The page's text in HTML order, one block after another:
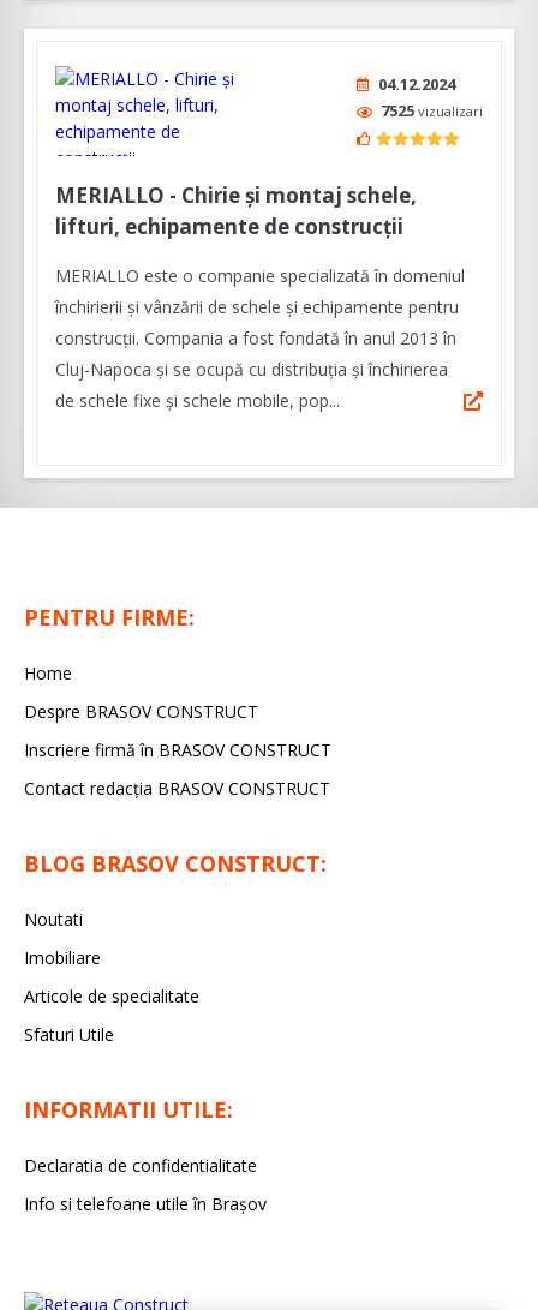
04.12.2024
7525 vizualizari
MERIALLO - Chirie și montaj schele,
lifturi, echipamente de construcții
MERIALLO este o companie specializată în domeniul
închirierii și vânzării de schele și echipamente pentru
construcții. Compania a fost fondată în anul 2013 în
Cluj-Napoca și se ocupă cu distribuția și închirierea
de schele fixe și schele mobile, pop...
PENTRU FIRME:
Home
Despre BRASOV CONSTRUCT
Inscriere firmă în BRASOV CONSTRUCT
Contact redacţia BRASOV CONSTRUCT
BLOG BRASOV CONSTRUCT:
Noutati
Imobiliare
Articole de specialitate
Sfaturi Utile
INFORMATII UTILE:
Declaratia de confidentialitate
Info si telefoane utile în Braşov